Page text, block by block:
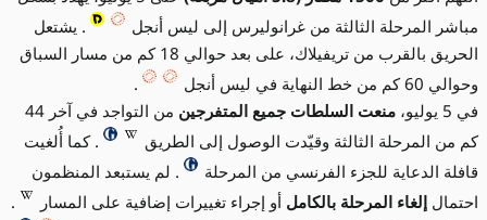
مباشر المرحلة الثالثة من غرانوليرس إلى ليس أنجل
. يشتعل
الحريق بالقرب من تريفيلاك، على بعد حوالي 18 كم من مسار السباق
وحوالي 60 كم من خط النهاية في ليس أنجل
.
في 5 يوليو،
منعت السلطات جميع المتفرجين
من التواجد في آخر 44
كم من المرحلة الثالثة وقيّدت الوصول إلى الطريق
. كما أُلغيت
قافلة الدعاية للجزء الفرنسي من المرحلة
. لم يستبعد المنظمون
احتمال إلغاء المرحلة بالكامل أو إجراء تغييرات إضافية على المسار
.